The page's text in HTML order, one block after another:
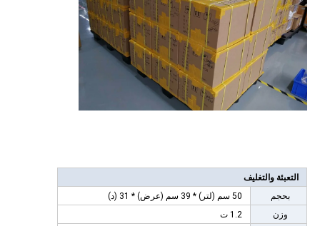
التعبئة والتغليف
بحجم
50 سم (لتر) * 39 سم (عرض) * 31 (د)
وزن
1.2 ت